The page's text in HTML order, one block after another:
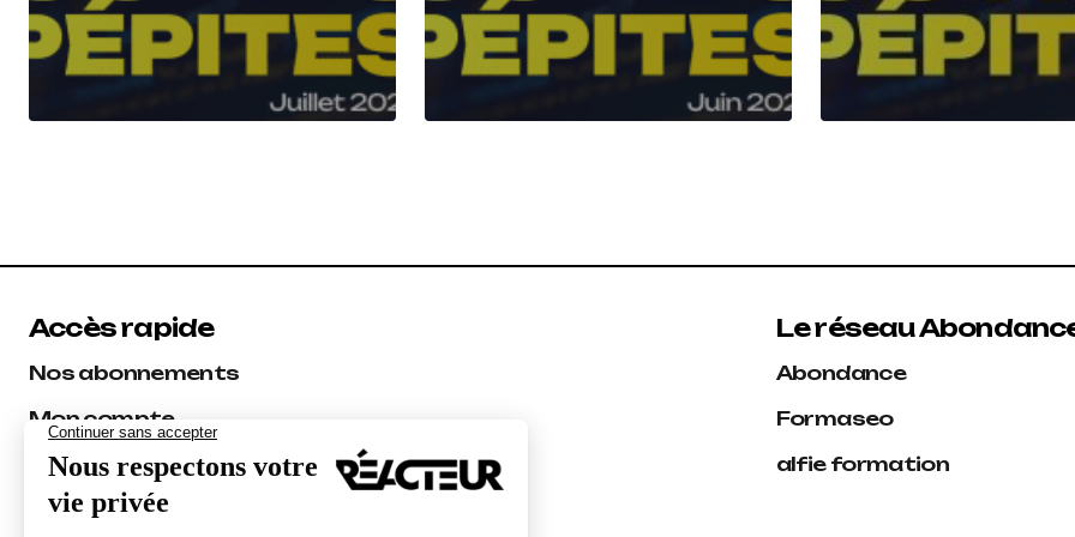
Accès rapide
Nos abonnements
Mon compte
Les experts Réacteur
Audit SEO
Le réseau
Abondance
Formaseo
alfie formation